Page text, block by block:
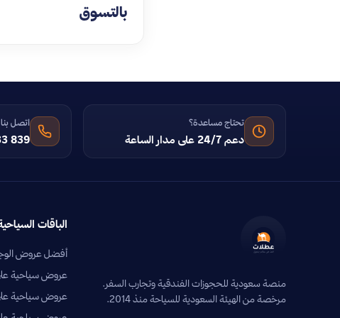
بالتسوق
تحتاج مساعدة؟
دعم 24/7 على مدار الساعة
اتصل
839
منصة سعودية للحجوزات الفندقية وتجارب السفر.
مرخصة من الهيئة السعودية للسياحة منذ 2014.
الباقات
أفضل عروض
عروض سياحية على
عروض سياحية